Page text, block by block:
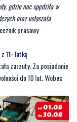
gdzie noc spędziła w
oraz usłyszała
prasowy
11- latką
zarzuty. Za posiadanie
do 10 lat. Wobec